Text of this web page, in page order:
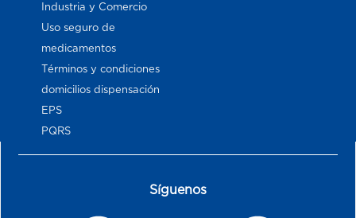
Industria y Comercio
Uso seguro de
medicamentos
Términos y condiciones
domicilios dispensación
EPS
PQRS
Síguenos